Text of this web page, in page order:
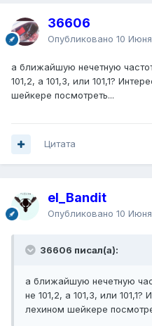
36606
Опубликовано 10
а ближайшую нечетную
101,2, а 101,3, или 101,1?
шейкере посмотреть...
Цитата
el_Bandit
Опубликовано 10
36606 писал(а):
а ближайшую нечетную
не 101,2, а 101,3, или 101,1?
лехином шейкере